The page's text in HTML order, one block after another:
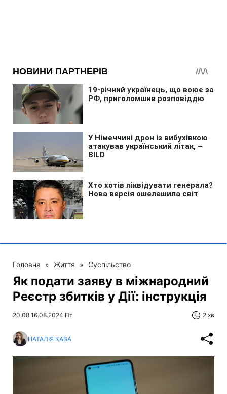
Головна » Життя » Суспільство
Як подати заяву в міжнародний
Реєстр збитків у Дії: інструкція
20:08 16.08.2024 Пт 2 хв
НАТАЛІЯ КАВА